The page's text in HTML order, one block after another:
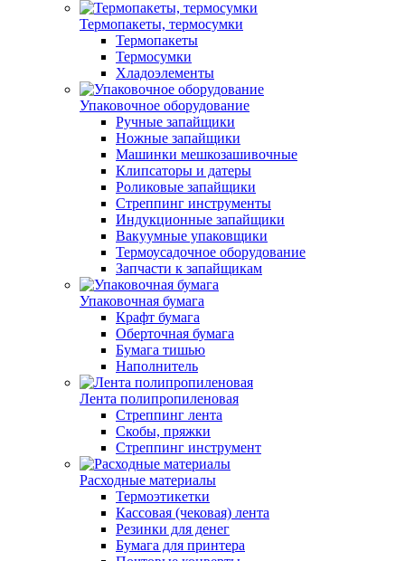
Термопакеты, термосумки
Термопакеты
Термосумки
Хладоэлементы
Упаковочное оборудование
Ручные запайщики
Ножные запайщики
Машинки мешкозашивочные
Клипсаторы и датеры
Роликовые запайщики
Стреппинг инструменты
Индукционные запайщики
Вакуумные упаковщики
Термоусадочное оборудование
Запчасти к запайщикам
Упаковочная бумага
Крафт бумага
Оберточная бумага
Бумага тишью
Наполнитель
Лента полипропиленовая
Стреппинг лента
Скобы, пряжки
Стреппинг инструмент
Расходные материалы
Термоэтикетки
Кассовая (чековая) лента
Резинки для денег
Бумага для принтера